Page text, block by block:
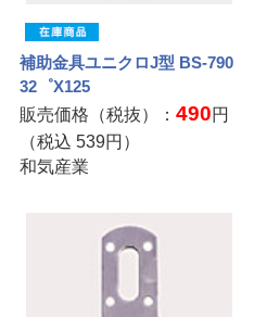
補助金具ユニクロJ型 BS-790
32゜X125
販売価格（税抜）：490円
（税込539円）
和気産業